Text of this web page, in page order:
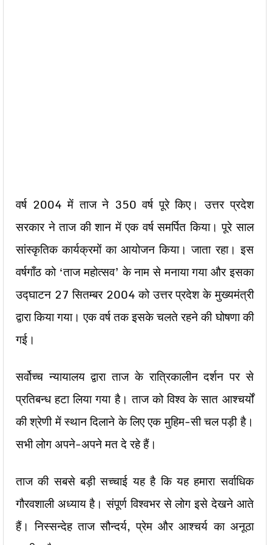
वर्ष 2004 में ताज ने 350 वर्ष पूरे किए। उत्तर प्रदेश
सरकार ने ताज की शान में एक वर्ष समर्पित किया। पूरे साल
सांस्कृतिक कार्यक्रमों का आयोजन किया। जाता रहा। इस
वर्षगाँठ को ‘ताज महोत्सव’ के नाम से मनाया गया और इसका
उद्घाटन 27 सितम्बर 2004 को उत्तर प्रदेश के मुख्यमंत्री
द्वारा किया गया। एक वर्ष तक इसके चलते रहने की घोषणा की
गई।
सर्वोच्च न्यायालय द्वारा ताज के रात्रिकालीन दर्शन पर से
प्रतिबन्ध हटा लिया गया है। ताज को विश्व के सात आश्चर्यों
की श्रेणी में स्थान दिलाने के लिए एक मुहिम-सी चल पड़ी है।
सभी लोग अपने-अपने मत दे रहे हैं।
ताज की सबसे बड़ी सच्चाई यह है कि यह हमारा सर्वाधिक
गौरवशाली अध्याय है। संपूर्ण विश्वभर से लोग इसे देखने आते
हैं। निस्सन्देह ताज सौन्दर्य, प्रेम और आश्चर्य का अनूठा